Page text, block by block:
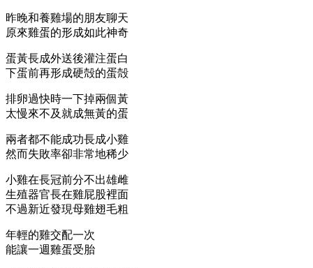
昨晚和養雞場的朋友聊天
原來雞蛋的形成如此神奇
蛋黃長成外送後灌注蛋白
下蛋前再形成硬殻的蛋殻
排卵過快時一下掉兩個黃
太慢來不及就成無黃的蛋
兩者都不能成功長成小雞
然而失敗率卻非常地稀少
小雞在長冠前分不出雄雌
生殖器官長在雞屁股裡面
不過新近發現母雞翅毛粗
年輕的雞交配一次
能讓一週雞蛋受胎